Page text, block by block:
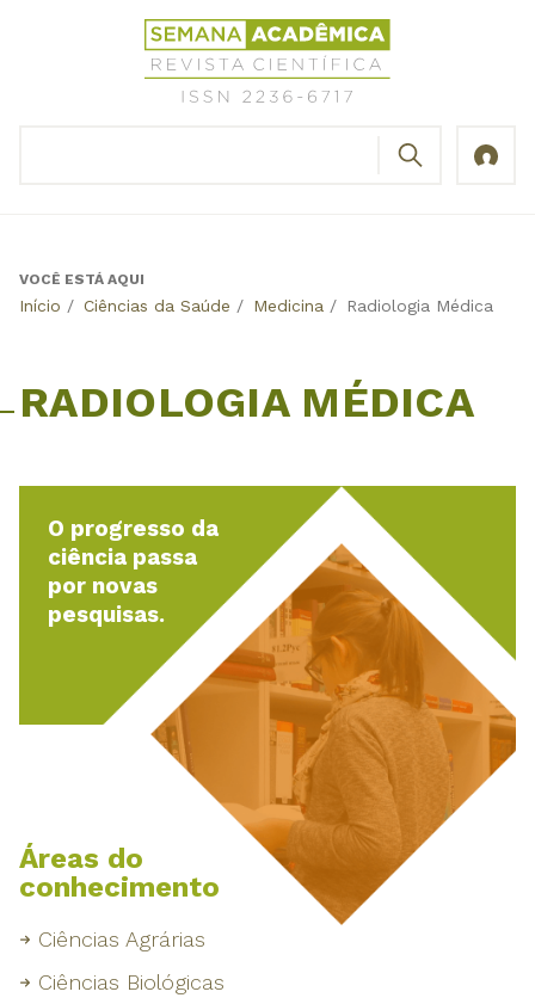
Revista
Científica
Semana
Back
VOCÊ ESTÁ AQUI
Início / Ciências da Saúde / Medicina / Radiologia Médica
RADIOLOGIA MÉDICA
O progresso da
ciência passa
por novas
pesquisas.
Áreas do
conhecimento
Ciências Agrárias
Ciências Biológicas